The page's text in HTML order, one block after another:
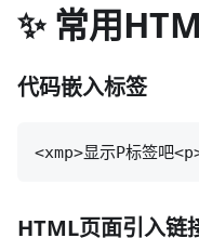
✨ 常用
代码嵌入标签
<xmp>显示P标签吧
HTML页面引入链